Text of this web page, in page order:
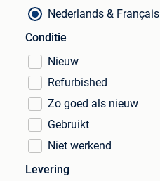
Nederlands & Français
Conditie
Nieuw
Refurbished
Zo goed als nieuw
Gebruikt
Niet werkend
Levering